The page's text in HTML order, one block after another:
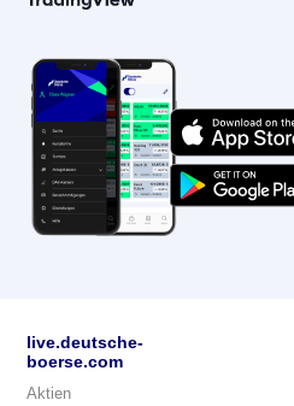
live.deutsche-
boerse.com
Aktien